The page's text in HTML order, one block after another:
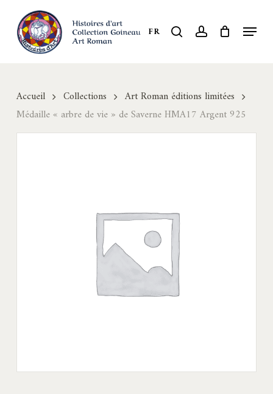
main
content
FR search account Menu
Accueil Collections
Art Roman éditions limitées
Médaille « arbre de vie » de Saverne HMA17 Argent 925
Close